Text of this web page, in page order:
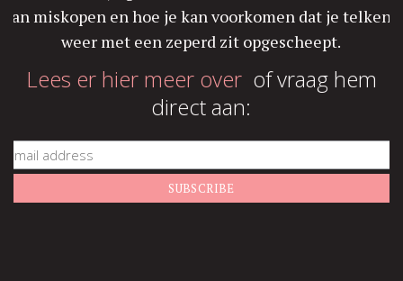
van miskopen en hoe je kan voorkomen dat je telkens
weer met een zeperd zit opgescheept.
Lees er hier meer over of vraag hem
direct aan: